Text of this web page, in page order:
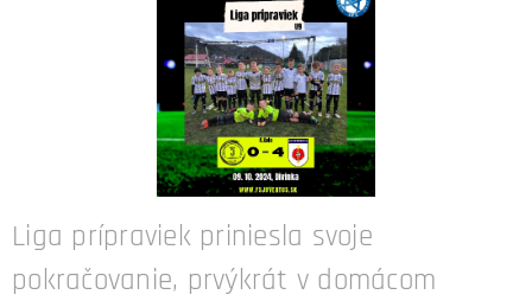
Liga prípraviek priniesla svoje
pokračovanie, prvýkrát v domácom